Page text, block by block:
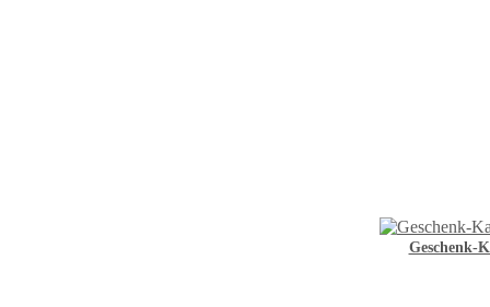
Geschenk-